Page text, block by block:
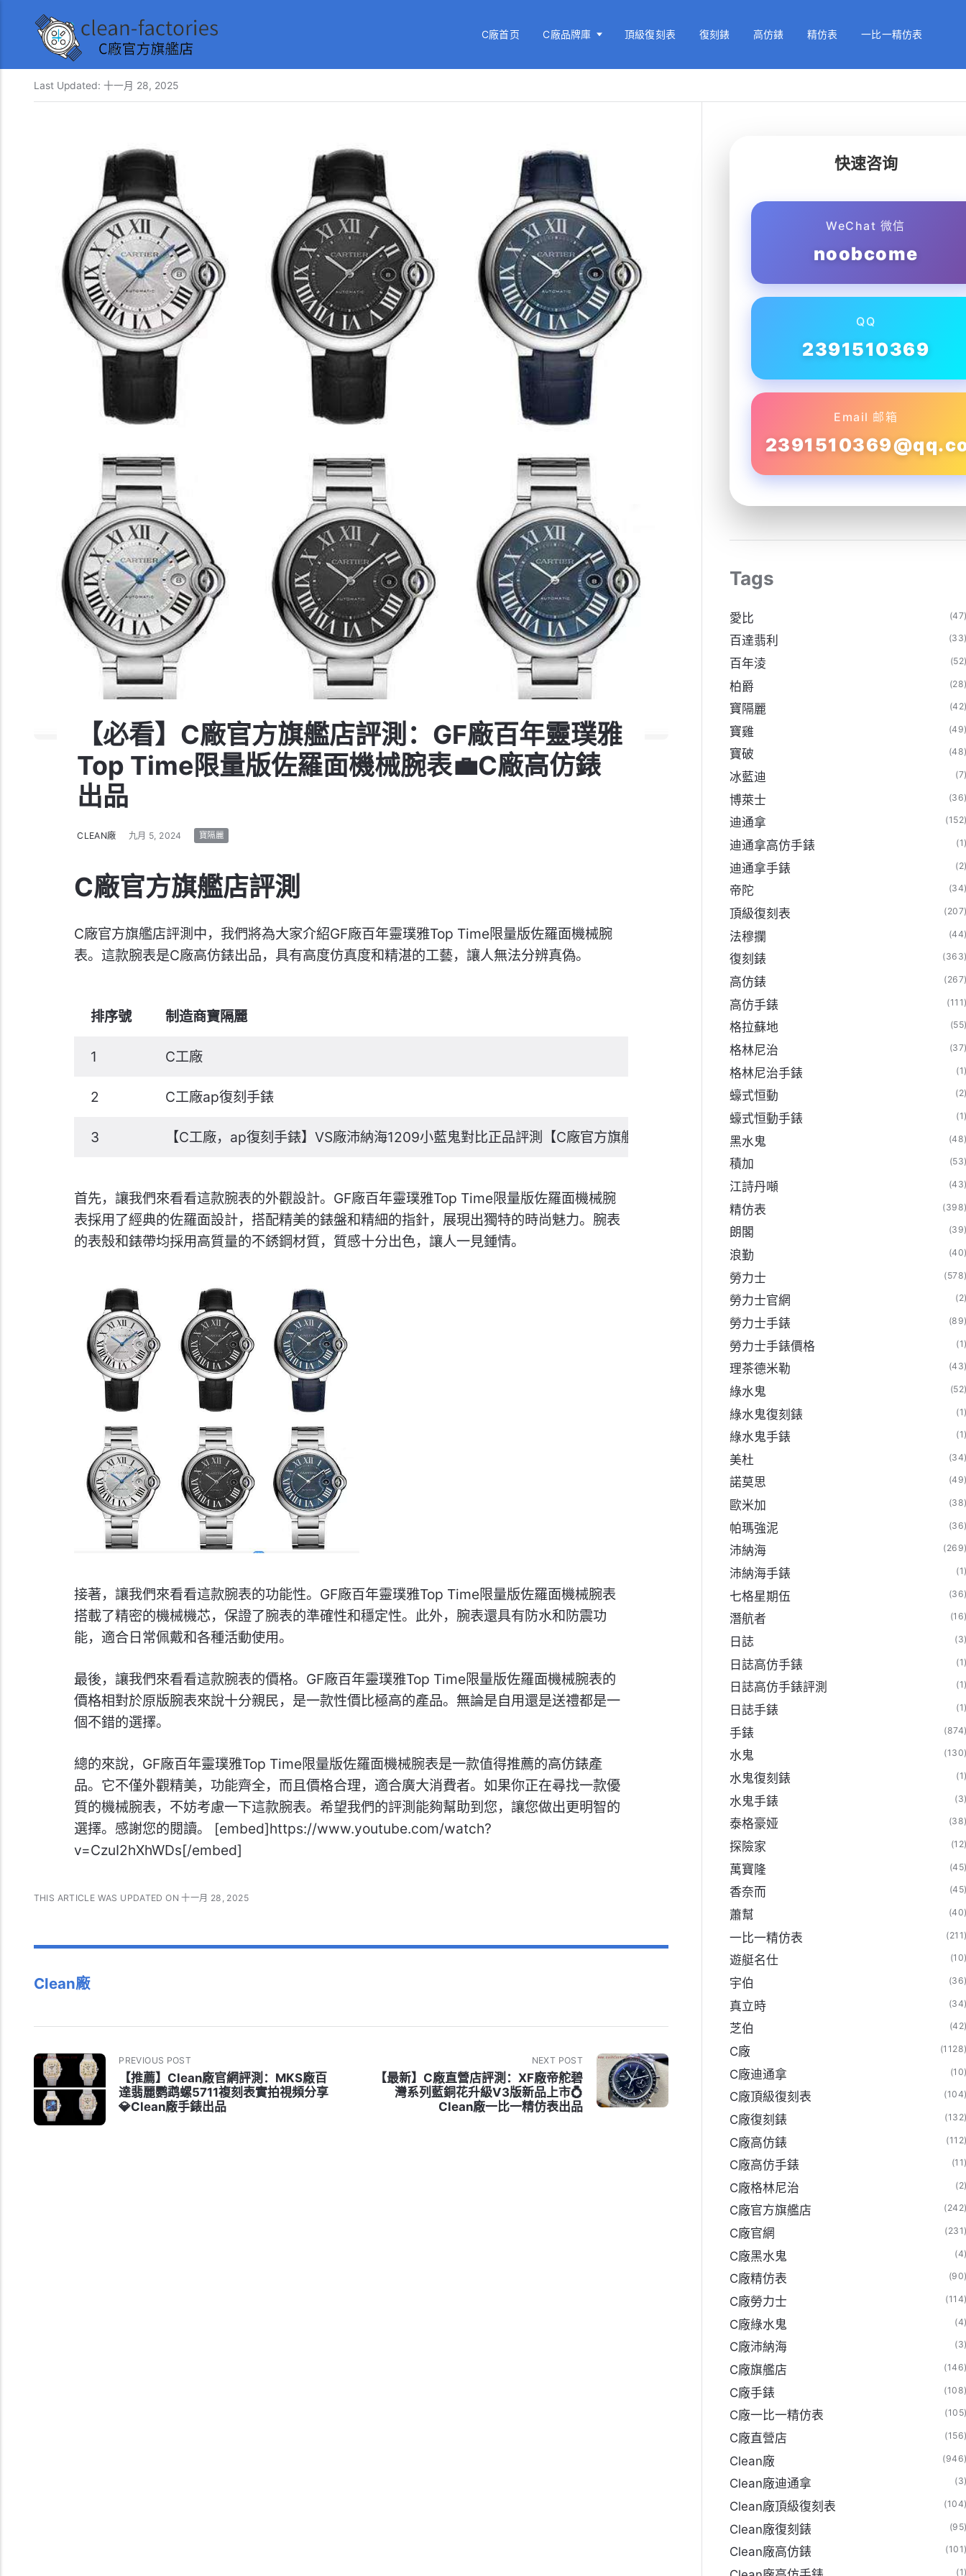
C廠首页 C廠品牌庫 頂級復刻表 復刻錶 高仿錶 精仿表 一比一精仿表
Last Updated: 十一月 28, 2025
【必看】C廠官方旗艦店評測：GF廠百年靈璞雅
Top Time限量版佐羅面機械腕表💼C廠高仿錶
出品
CLEAN廠 九月 5, 2024 寶隔麗
C廠官方旗艦店評測
C廠官方旗艦店評測中，我們將為大家介紹GF廠百年靈璞雅Top Time限量版佐羅面機械腕
表。這款腕表是C廠高仿錶出品，具有高度仿真度和精湛的工藝，讓人無法分辨真偽。
排序號 制造商寶隔麗
1 C工廠
2 C工廠ap復刻手錶
3 【C工廠，ap復刻手錶】VS廠沛納海1209小藍鬼對比正品評測【C廠官方旗艦店】
首先，讓我們來看看這款腕表的外觀設計。GF廠百年靈璞雅Top Time限量版佐羅面機械腕
表採用了經典的佐羅面設計，搭配精美的錶盤和精細的指針，展現出獨特的時尚魅力。腕表
的表殼和錶帶均採用高質量的不銹鋼材質，質感十分出色，讓人一見鍾情。
接著，讓我們來看看這款腕表的功能性。GF廠百年靈璞雅Top Time限量版佐羅面機械腕表
搭載了精密的機械機芯，保證了腕表的準確性和穩定性。此外，腕表還具有防水和防震功
能，適合日常佩戴和各種活動使用。
最後，讓我們來看看這款腕表的價格。GF廠百年靈璞雅Top Time限量版佐羅面機械腕表的
價格相對於原版腕表來說十分親民，是一款性價比極高的產品。無論是自用還是送禮都是一
個不錯的選擇。
總的來說，GF廠百年靈璞雅Top Time限量版佐羅面機械腕表是一款值得推薦的高仿錶產
品。它不僅外觀精美，功能齊全，而且價格合理，適合廣大消費者。如果你正在尋找一款優
質的機械腕表，不妨考慮一下這款腕表。希望我們的評測能夠幫助到您，讓您做出更明智的
選擇。感謝您的閱讀。 [embed]https://www.youtube.com/watch?
v=CzuI2hXhWDs[/embed]
THIS ARTICLE WAS UPDATED ON 十一月 28, 2025
Clean廠
PREVIOUS POST
【推薦】Clean廠官網評測：MKS廠百
達翡麗鹦鹉螺5711複刻表實拍視頻分享
💎Clean廠手錶出品
NEXT POST
【最新】C廠直營店評測：XF廠帝舵碧
灣系列藍銅花升級V3版新品上市💍
Clean廠一比一精仿表出品
快速咨询
WeChat 微信
noobcome
QQ
2391510369
Email 邮箱
Tags
愛比
百達翡利
百年淩
柏爵
寶隔麗
寶雞
寶破
冰藍迪
博萊士
迪通拿
迪通拿高仿手錶
迪通拿手錶
帝陀
頂級復刻表
法穆攔
復刻錶
高仿錶
高仿手錶
格拉蘇地
格林尼治
格林尼治手錶
蠔式恒動
蠔式恒動手錶
黑水鬼
積加
江詩丹噸
精仿表
朗閣
浪勤
勞力士
勞力士官網
勞力士手錶
勞力士手錶價格
理茶德米勒
綠水鬼
綠水鬼復刻錶
綠水鬼手錶
美杜
諾莫思
歐米加
帕瑪強泥
沛納海
沛納海手錶
七格星期伍
潛航者
日誌
日誌高仿手錶
日誌高仿手錶評測
日誌手錶
手錶
水鬼
水鬼復刻錶
水鬼手錶
泰格豪娅
探險家
萬寶隆
香奈而
蕭幫
一比一精仿表
遊艇名仕
宇伯
真立時
芝伯
C廠
C廠迪通拿
C廠頂級復刻表
C廠復刻錶
C廠高仿錶
C廠高仿手錶
C廠格林尼治
C廠官方旗艦店
C廠官網
C廠黑水鬼
C廠精仿表
C廠勞力士
C廠綠水鬼
C廠沛納海
C廠旗艦店
C廠手錶
C廠一比一精仿表
C廠直營店
Clean廠
Clean廠迪通拿
Clean廠頂級復刻表
Clean廠復刻錶
Clean廠高仿錶